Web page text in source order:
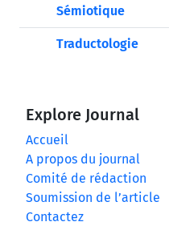
Sémiotique
Traductologie
Explore Journal
Accueil
A propos du journal
Comité de rédaction
Soumission de l’article
Contactez